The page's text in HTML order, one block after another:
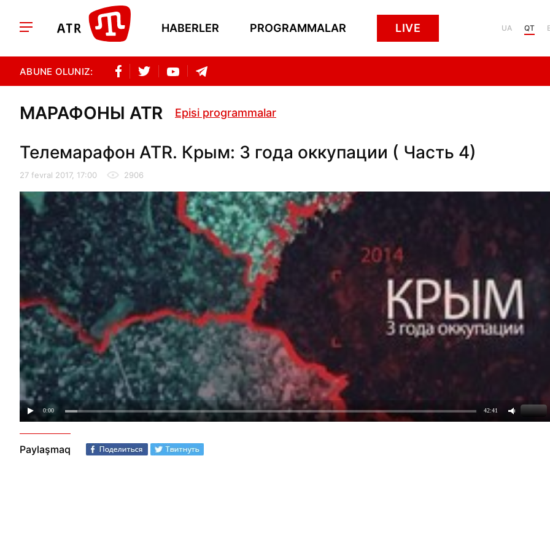
HABERLER PROGRAMMALAR LIVE UA QT
ABUNE OLUNIZ:
МАРАФОНЫ ATR Episi programmalar
Телемарафон ATR. Крым: 3 года оккупации ( Часть 4)
27 fevral 2017, 17:00 2906
Paylaşmaq